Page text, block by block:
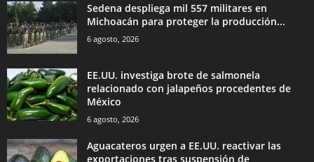
Sedena despliega mil 557 militares en
Michoacán para proteger la producción...
6 agosto, 2026
EE.UU. investiga brote de salmonela
relacionado con jalapeños procedentes de
México
6 agosto, 2026
Aguacateros urgen a EE.UU. reactivar las
exportaciones tras suspensión de